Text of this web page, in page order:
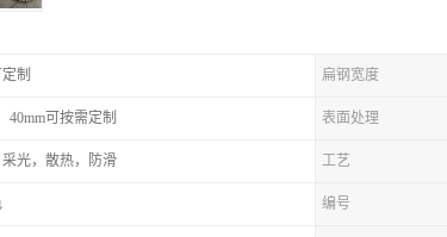
制 扁钢宽度
40mm可按需定制 表面处理
光，散热，防滑 工艺
编号